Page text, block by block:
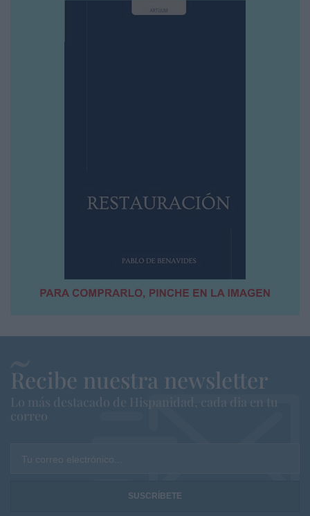
Recibe nuestra newsletter
Lo más destacado de Hispanidad, cada dia en tu
correo
Tu correo electrónico...